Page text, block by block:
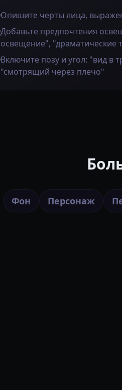
Опишите черты лица,
Добавьте предпочтения
освещение", "драматические
Включите позу и угол: "вид в
"смотрящий через плечо"
Фон Персонаж